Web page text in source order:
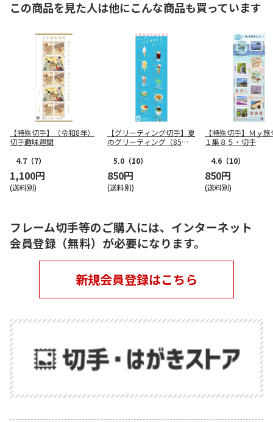
この商品を見た人は他にこんな商品も買っています
【特殊切手】（令和8年）
切手趣味週間
4.7 （7）
1,100円
(送料別)
【グリーティング切手】夏
のグリーティング（85
5.0 （10）
850円
(送料別)
【特殊切手】Ｍｙ
１集８５・切手
4.6 （10）
850円
(送料別)
フレーム切手等のご購入には、インターネット
会員登録（無料）が必要になります。
新規会員登録はこちら